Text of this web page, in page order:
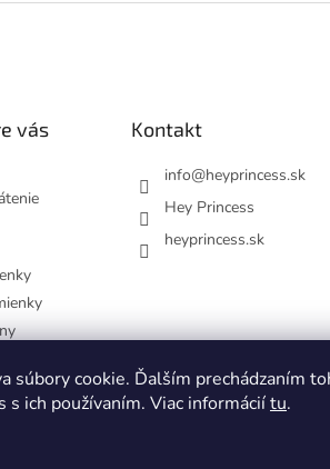
súbory cookie. Ďalším prechádzaním
s ich používaním. Viac informáciítu.
v
u
vás Kontakt
info@heyprincess.sk
Hey Princess
heyprincess.sk